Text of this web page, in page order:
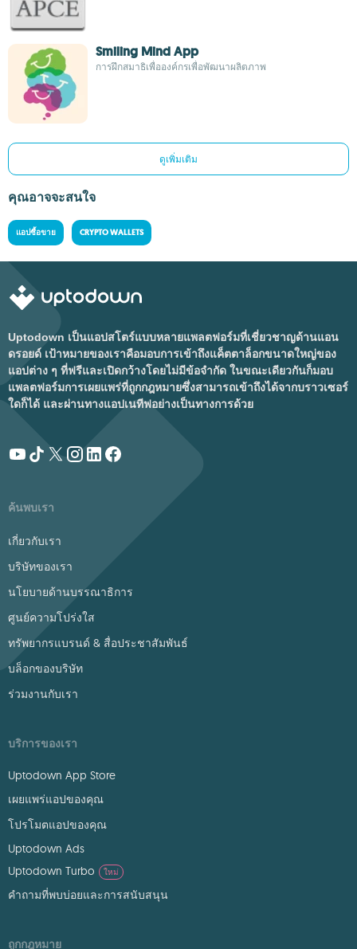
Smiling Mind App
การฝึกสมาธิเพื่อองค์กรเพื่อพัฒนาผลิตภาพ
ดูเพิ่มเติม
คุณอาจจะสนใจ
แอปซื้อขาย CRYPTO WALLETS
Uptodown เป็นแอปสโตร์แบบหลายแพลตฟอร์มที่เชี่ยวชาญด้านแอน
ดรอยด์ เป้าหมายของเราคือมอบการเข้าถึงแค็ตตาล็อกขนาดใหญ่ของ
แอปต่าง ๆ ที่ฟรีและเปิดกว้างโดยไม่มีข้อจำกัด ในขณะเดียวกันก็มอบ
แพลตฟอร์มการเผยแพร่ที่ถูกกฎหมายซึ่งสามารถเข้าถึงได้จากบราวเซอร์
ใดก็ได้ และผ่านทางแอปเนทีฟอย่างเป็นทางการด้วย
ค้นพบเรา
เกี่ยวกับเรา
บริษัทของเรา
นโยบายด้านบรรณาธิการ
ศูนย์ความโปร่งใส
ทรัพยากรแบรนด์ & สื่อประชาสัมพันธ์
บล็อกของบริษัท
ร่วมงานกับเรา
บริการของเรา
Uptodown App Store
เผยแพร่แอปของคุณ
โปรโมตแอปของคุณ
Uptodown Ads
Uptodown Turbo
ใหม่
คำถามที่พบบ่อยและการสนับสนุน
ถูกกฎหมาย